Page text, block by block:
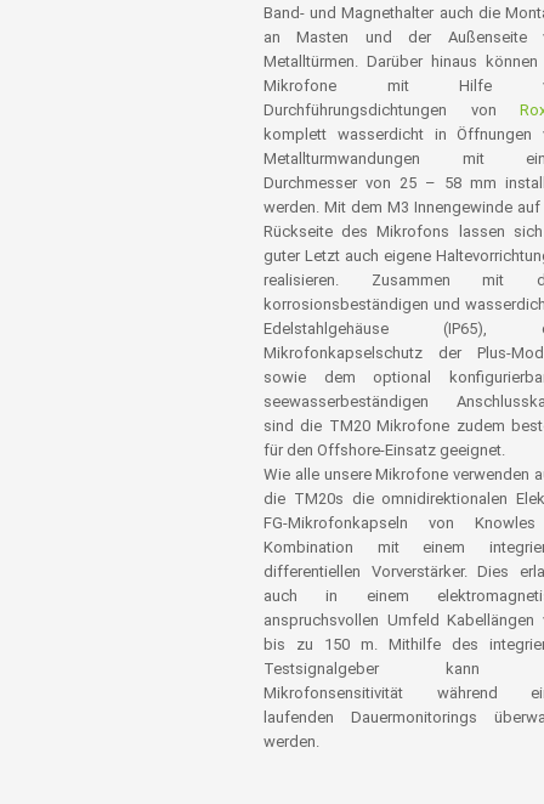
Band- und Magnethalter auch die
an Masten und der Außenseite
Metalltürmen. Darüber hinaus
Mikrofone mit Hilfe
Durchführungsdichtungen von
komplett wasserdicht in Öffnungen
Metallturmwandungen mit
Durchmesser von 25 – 58 mm
werden. Mit dem M3 Innengewinde auf
Rückseite des Mikrofons lassen
guter Letzt auch eigene
realisieren. Zusammen mit
korrosionsbeständigen und
Edelstahlgehäuse (IP65),
Mikrofonkapselschutz der Plus-
sowie dem optional
seewasserbeständigen
sind die TM20 Mikrofone zudem
für den Offshore-Einsatz geeignet.
Wie alle unsere Mikrofone verwenden
die TM20s die omnidirektionalen
FG-Mikrofonkapseln von
Kombination mit einem
differentiellen Vorverstärker. Dies
auch in einem
anspruchsvollen Umfeld Kabellängen
bis zu 150 m. Mithilfe des
Testsignalgeber kann
Mikrofonsensitivität während
laufenden Dauermonitorings
werden.